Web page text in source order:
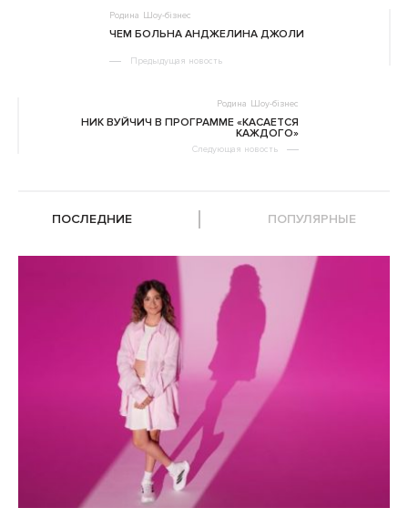
Родина Шоу-бізнес
ЧЕМ БОЛЬНА АНДЖЕЛИНА ДЖОЛИ
Предыдущая новость
Родина Шоу-бізнес
НИК ВУЙЧИЧ В ПРОГРАММЕ «КАСАЕТСЯ
КАЖДОГО»
Следующая новость
ПОСЛЕДНИЕ ПОПУЛЯРНЫЕ